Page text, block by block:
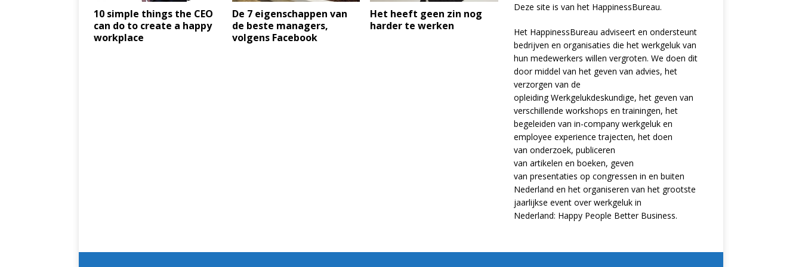
10 simple things the CEO
can do to create a happy
workplace
De 7 eigenschappen van
de beste managers,
volgens Facebook
Het heeft geen zin nog
harder te werken
Deze site is van het HappinessBureau.
Het HappinessBureau adviseert en ondersteunt
bedrijven en organisaties die het werkgeluk van
hun medewerkers willen vergroten. We doen dit
door middel van het geven van advies, het
verzorgen van de
opleidingWerkgelukdeskundige, het geven van
verschillende workshops en trainingen, het
begeleiden van in-company werkgeluk en
employee experiencetrajecten, het doen
van onderzoek, publiceren
van artikelen en boeken, geven
van presentaties op congressen in en buiten
Nederland en het organiseren van het grootste
jaarlijkse event over werkgeluk in
Nederland: Happy People Better Business.